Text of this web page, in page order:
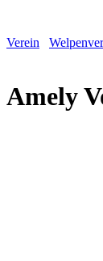
Verein
Amely